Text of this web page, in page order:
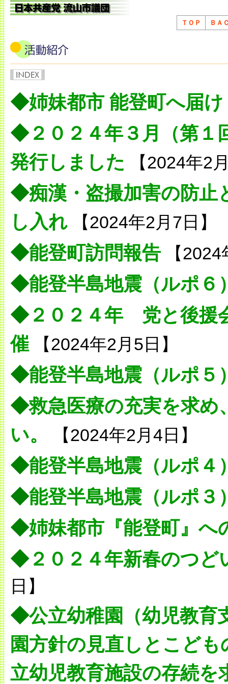
ＴＯＰ ＢＡ
◆姉妹都市 能登町へ届
◆２０２４年３月（第
発行しました
【2024年2
◆痴漢・盗撮加害の防止
し入れ 【2024年2月7日】
◆能登町訪問報告 【
◆能登半島地震（ルポ６
◆２０２４年 党と後援
催 【2024年2月5日】
◆能登半島地震（ルポ５
◆救急医療の充実を求め
い。
【2024年2月4日】
◆能登半島地震（ルポ４
◆能登半島地震（ルポ３
◆姉妹都市『能登町』へ
◆２０２４年新春のつど
日】
◆公立幼稚園（幼児教育
園方針の見直しとこど
立幼児教育施設の存続